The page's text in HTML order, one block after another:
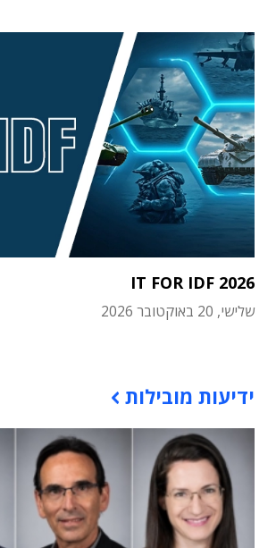
IT FOR IDF 2026
שלישי, 20 באוקטובר 2026
ידיעות מובילות